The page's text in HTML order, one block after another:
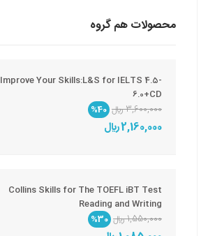
محصولات هم گروه
Improve Your Skills:L&S for IELTS 4.5-
6.0+CD
3,600,000 ريال
%40
2,160,000 ريال
Collins Skills for The TOEFL iBT Test
Reading and Writing
1,550,000 ريال
%30